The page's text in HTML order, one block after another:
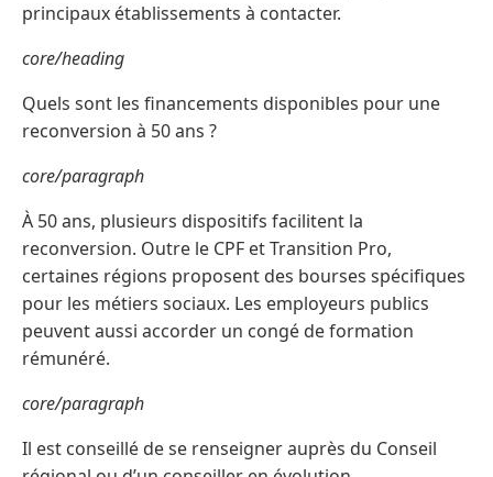
principaux établissements à contacter.
core/heading
Quels sont les financements disponibles pour une
reconversion à 50 ans ?
core/paragraph
À 50 ans, plusieurs dispositifs facilitent la
reconversion. Outre le CPF et Transition Pro,
certaines régions proposent des bourses spécifiques
pour les métiers sociaux. Les employeurs publics
peuvent aussi accorder un congé de formation
rémunéré.
core/paragraph
Il est conseillé de se renseigner auprès du Conseil